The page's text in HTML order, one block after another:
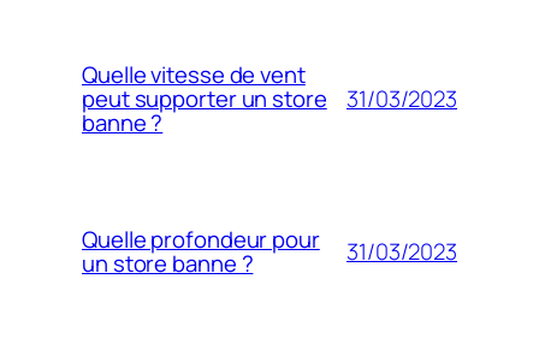
Quelle vitesse de vent
peut supporter un store
banne ?
31/03/2023
Quelle profondeur pour
un store banne ? 31/03/2023